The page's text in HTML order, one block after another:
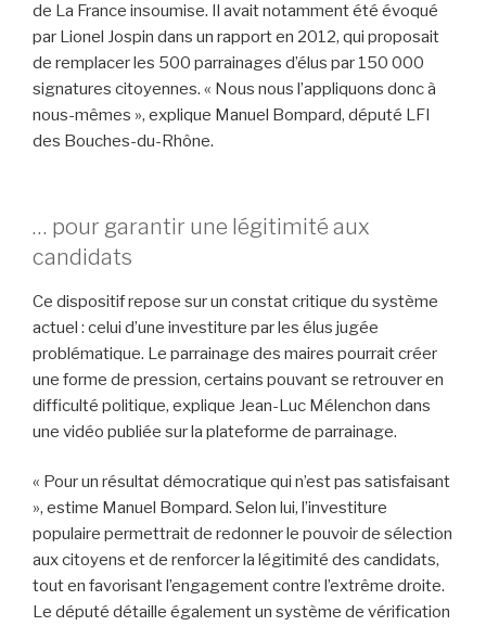
de La France insoumise. Il avait notamment été évoqué
par Lionel Jospin dans un rapport en 2012, qui proposait
de remplacer les 500 parrainages d’élus par 150 000
signatures citoyennes. « Nous nous l’appliquons donc à
nous-mêmes », explique Manuel Bompard, député LFI
des Bouches-du-Rhône.
… pour garantir une légitimité aux
candidats
Ce dispositif repose sur un constat critique du système
actuel : celui d’une investiture par les élus jugée
problématique. Le parrainage des maires pourrait créer
une forme de pression, certains pouvant se retrouver en
difficulté politique, explique Jean-Luc Mélenchon dans
une vidéo publiée sur la plateforme de parrainage.
« Pour un résultat démocratique qui n’est pas satisfaisant
», estime Manuel Bompard. Selon lui, l’investiture
populaire permettrait de redonner le pouvoir de sélection
aux citoyens et de renforcer la légitimité des candidats,
tout en favorisant l’engagement contre l’extrême droite.
Le député détaille également un système de vérification